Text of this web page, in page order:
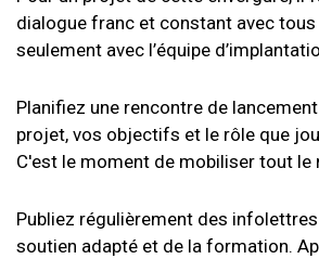
dialogue franc et constant avec tous
seulement avec l’équipe
Planifiez une rencontre de
projet, vos objectifs et le rôle que
C'est le moment de mobiliser tout le
Publiez régulièrement des
soutien adapté et de la formation.